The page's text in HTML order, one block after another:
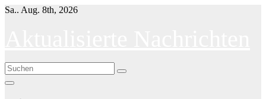
Skip
Sa.. Aug. 8th, 2026